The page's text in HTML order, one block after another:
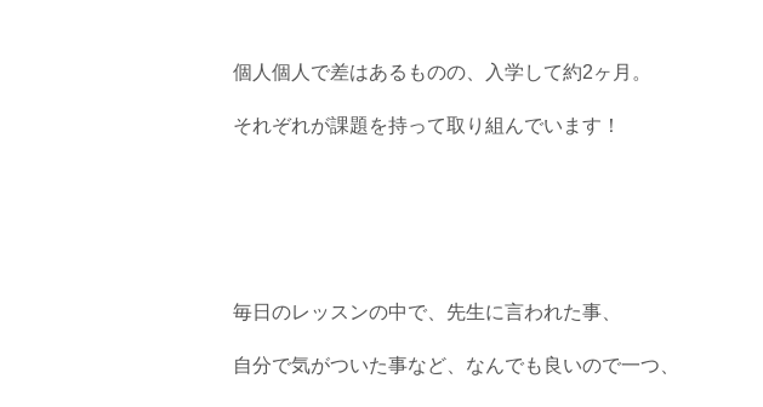
個人個人で差はあるものの、入学して約2ヶ月。
それぞれが課題を持って取り組んでいます！
毎日のレッスンの中で、先生に言われた事、
自分で気がついた事など、なんでも良いので一つ、